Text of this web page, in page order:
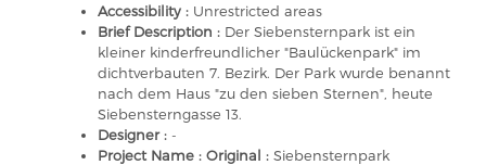
Accessibility : Unrestricted areas
Brief Description : Der Siebensternpark ist ein
kleiner kinderfreundlicher "Baulückenpark" im
dichtverbauten 7. Bezirk. Der Park wurde benannt
nach dem Haus "zu den sieben Sternen", heute
Siebensterngasse 13.
Designer : -
Project Name : Original : Siebensternpark